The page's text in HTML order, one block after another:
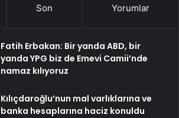
Son Yorumlar
Fatih Erbakan: Bir yanda ABD, bir
yanda YPG biz de Emevi Camii’nde
namaz kılıyoruz
Kılıçdaroğlu’nun mal varlıklarına ve
banka hesaplarına haciz konuldu